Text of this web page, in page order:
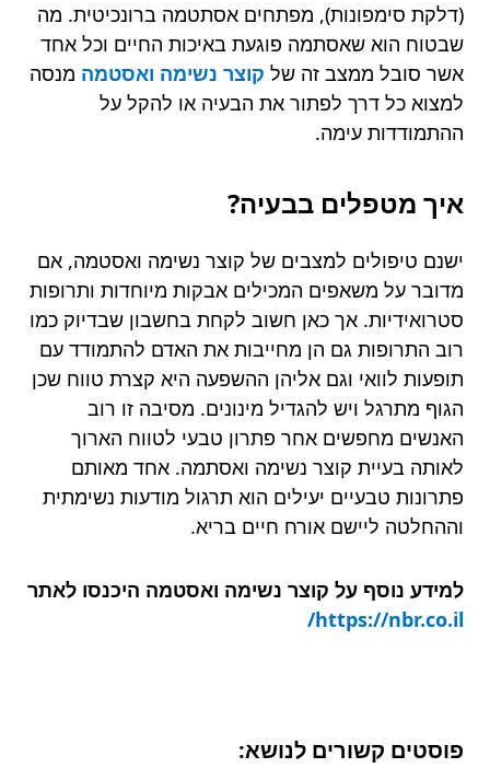
(דלקת סימפונות), מפתחים אסתטמה ברונכיטית. מה
שבטוח הוא שאסתמה פוגעת באיכות החיים וכל אחד
אשר סובל ממצב זה של קוצר נשימה ואסטמה מנסה
למצוא כל דרך לפתור את הבעיה או להקל על
ההתמודדות עימה.
איך מטפלים בבעיה?
ישנם טיפולים למצבים של קוצר נשימה ואסטמה, אם
מדובר על משאפים המכילים אבקות מיוחדות ותרופות
סטרואידיות. אך כאן חשוב לקחת בחשבון שבדיוק כמו
רוב התרופות גם הן מחייבות את האדם להתמודד עם
תופעות לוואי וגם אליהן ההשפעה היא קצרת טווח שכן
הגוף מתרגל ויש להגדיל מינונים. מסיבה זו רוב
האנשים מחפשים אחר פתרון טבעי לטווח הארוך
לאותה בעיית קוצר נשימה ואסתמה. אחד מאותם
פתרונות טבעיים יעילים הוא תרגול מודעות נשימתית
וההחלטה ליישם אורח חיים בריא.
למידע נוסף על קוצר נשימה ואסטמה היכנסו לאתר
https://nbr.co.il/
פוסטים קשורים לנושא: